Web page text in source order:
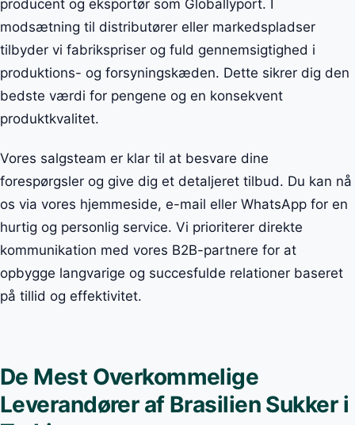
producent og eksportør som Globallyport. I
modsætning til distributører eller markedspladser
tilbyder vi fabrikspriser og fuld gennemsigtighed i
produktions- og forsyningskæden. Dette sikrer dig den
bedste værdi for pengene og en konsekvent
produktkvalitet.
Vores salgsteam er klar til at besvare dine
forespørgsler og give dig et detaljeret tilbud. Du kan nå
os via vores hjemmeside, e-mail eller WhatsApp for en
hurtig og personlig service. Vi prioriterer direkte
kommunikation med vores B2B-partnere for at
opbygge langvarige og succesfulde relationer baseret
på tillid og effektivitet.
De Mest Overkommelige
Leverandører af Brasilien Sukker i